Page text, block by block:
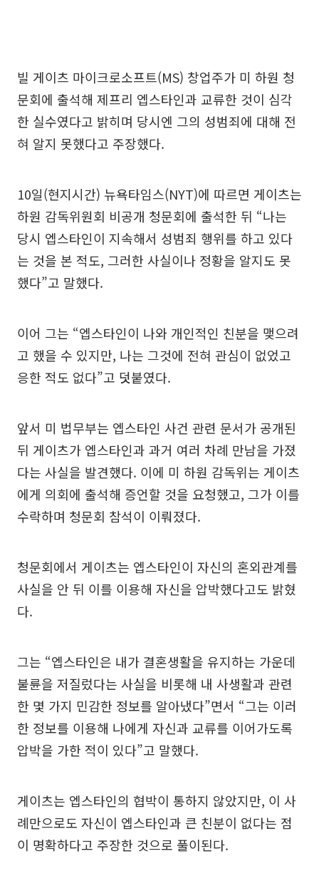
빌 게이츠 마이크로소프트(MS) 창업주가 미 하원 청
문회에 출석해 제프리 엡스타인과 교류한 것이 심각
한 실수였다고 밝히며 당시엔 그의 성범죄에 대해 전
혀 알지 못했다고 주장했다.
10일(현지시간) 뉴욕타임스(NYT)에 따르면 게이츠는
하원 감독위원회 비공개 청문회에 출석한 뒤 “나는
당시 엡스타인이 지속해서 성범죄 행위를 하고 있다
는 것을 본 적도, 그러한 사실이나 정황을 알지도 못
했다”고 말했다.
이어 그는 “엡스타인이 나와 개인적인 친분을 맺으려
고 했을 수 있지만, 나는 그것에 전혀 관심이 없었고
응한 적도 없다”고 덧붙였다.
앞서 미 법무부는 엡스타인 사건 관련 문서가 공개된
뒤 게이츠가 엡스타인과 과거 여러 차례 만남을 가졌
다는 사실을 발견했다. 이에 미 하원 감독위는 게이츠
에게 의회에 출석해 증언할 것을 요청했고, 그가 이를
수락하며 청문회 참석이 이뤄졌다.
청문회에서 게이츠는 엡스타인이 자신의 혼외관계를
사실을 안 뒤 이를 이용해 자신을 압박했다고도 밝혔
다.
그는 “엡스타인은 내가 결혼생활을 유지하는 가운데
불륜을 저질렀다는 사실을 비롯해 내 사생활과 관련
한 몇 가지 민감한 정보를 알아냈다”면서 “그는 이러
한 정보를 이용해 나에게 자신과 교류를 이어가도록
압박을 가한 적이 있다”고 말했다.
게이츠는 엡스타인의 협박이 통하지 않았지만, 이 사
례만으로도 자신이 엡스타인과 큰 친분이 없다는 점
이 명확하다고 주장한 것으로 풀이된다.